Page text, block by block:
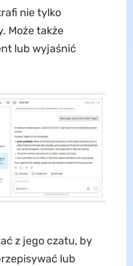
nie tylko
Może także
lub wyjaśnić
z jego czatu, by
lub